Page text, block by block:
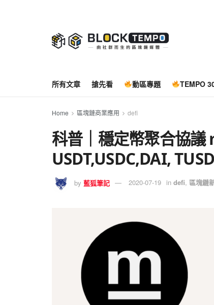
所有文章 搶先看 動區專題 TEMPO
Home 區塊鏈商業應用 defi
科普｜穩定幣聚合協議
USDT,USDC,DAI,
by 藍狐筆記 2020-07-19 in defi, 區塊鏈